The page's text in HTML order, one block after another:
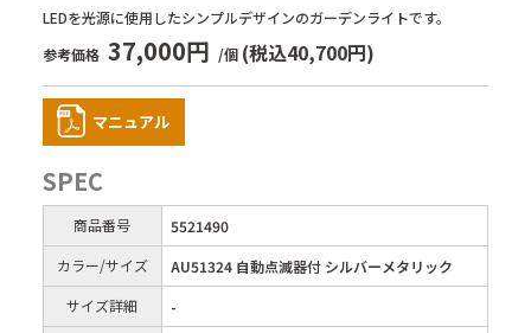
LEDを光源に使用したシンプルデザインのガーデンライトです。
参考価格 37,000円 /個 (税込40,700円)
マニュアル
SPEC
商品番号
5521490
カラー/サイズ
AU51324 自動点滅器付 シルバーメタリック
サイズ詳細
-